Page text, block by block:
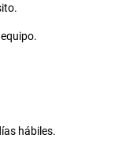
hábiles.